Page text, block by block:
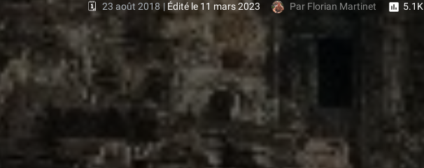
🗓️ 23 août 2018 | Édité le 11 mars 2023 Par Florian Martinet 5.1K